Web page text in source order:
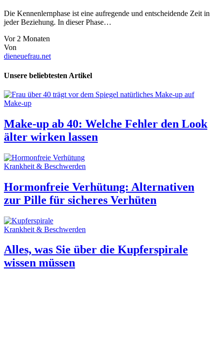
Die Kennenlernphase ist eine aufregende und entscheidende Zeit in
jeder Beziehung. In dieser Phase…
Vor 2 Monaten
Von
dieneuefrau.net
Unsere beliebtesten Artikel
Make-up
Make-up ab 40: Welche Fehler den Look
älter wirken lassen
Krankheit & Beschwerden
Hormonfreie Verhütung: Alternativen
zur Pille für sicheres Verhüten
Krankheit & Beschwerden
Alles, was Sie über die Kupferspirale
wissen müssen